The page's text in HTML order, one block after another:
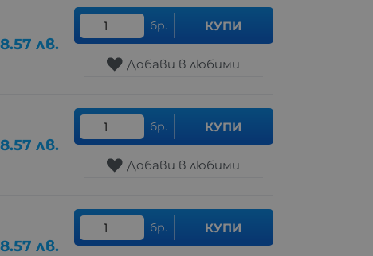
8.57 лв.
бр. КУПИ
Добави в любими
8.57 лв.
бр. КУПИ
Добави в любими
8.57 лв.
бр. КУПИ